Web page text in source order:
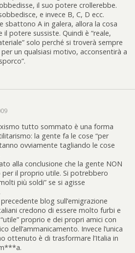
il suo potere crollerebbe.
e invece B, C, D ecc.
sbattono A in galera, allora la cosa
il potere sussiste. Quindi è “reale,
solo perché si troverà sempre
un qualsiasi motivo, acconsentirà a
tutto sommato è una forma
la gente fa le cose “per
ovviamente tagliando le cose
alla conclusione che la gente NON
il proprio utile. Si potrebbero
più soldi” se si agisse
blog sull’emigrazione
credono di essere molto furbi e
proprio e dei propri amici con
dell’ammanicamento. Invece l’unica
ottenuto è di trasformare l’Italia in